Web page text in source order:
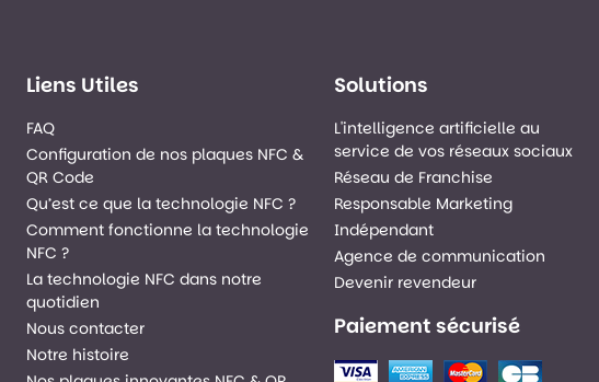
Liens Utiles
FAQ
Configuration de nos plaques NFC &
QR Code
Qu’est ce que la technologie NFC ?
Comment fonctionne la technologie
NFC ?
La technologie NFC dans notre
quotidien
Nous contacter
Notre histoire
Solutions
L'intelligence artificielle au
service de vos réseaux sociaux
Réseau de Franchise
Responsable Marketing
Indépendant
Agence de communication
Devenir revendeur
Paiement sécurisé